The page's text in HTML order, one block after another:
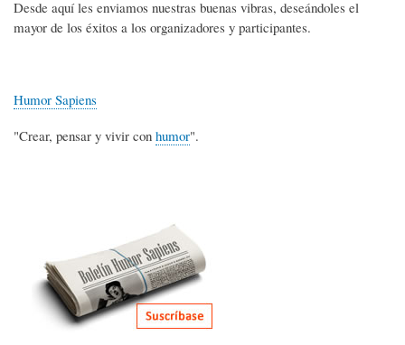
Desde aquí les enviamos nuestras buenas vibras, deseándoles el
mayor de los éxitos a los organizadores y participantes.
Humor Sapiens
"Crear, pensar y vivir con humor".